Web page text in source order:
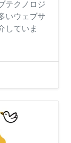
テクノロジ
いウェブサ
していま